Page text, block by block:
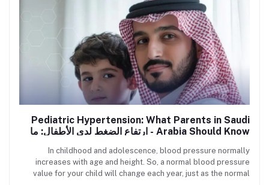
Pediatric Hypertension: What Parents in Saudi
Arabia Should Know - ارتفاع الضغط لدى الأطفال: ما
In childhood and adolescence, blood pressure normally
increases with age and height. So, a normal blood pressure
value for your child will change each year, just as the normal